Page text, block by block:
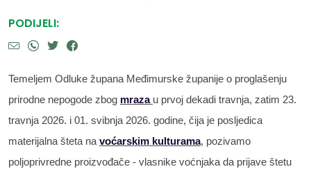
PODIJELI:
Temeljem Odluke župana Međimurske županije o proglašenju
prirodne nepogode zbog mraza u prvoj dekadi travnja, zatim 23.
travnja 2026. i 01. svibnja 2026. godine, čija je posljedica
materijalna šteta na voćarskim kulturama, pozivamo
poljoprivredne proizvođače - vlasnike voćnjaka da prijave štetu